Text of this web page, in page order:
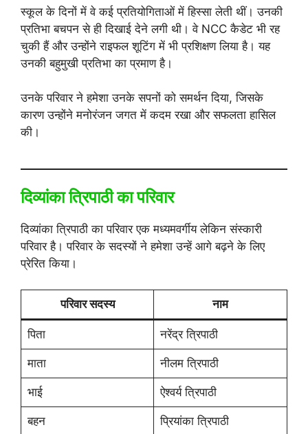
स्कूल के दिनों में वे कई प्रतियोगिताओं में हिस्सा लेती थीं। उनकी
प्रतिभा बचपन से ही दिखाई देने लगी थी। वे NCC कैडेट भी रह
चुकी हैं और उन्होंने राइफल शूटिंग में भी प्रशिक्षण लिया है। यह
उनकी बहुमुखी प्रतिभा का प्रमाण है।
उनके परिवार ने हमेशा उनके सपनों को समर्थन दिया, जिसके
कारण उन्होंने मनोरंजन जगत में कदम रखा और सफलता हासिल
की।
दिव्यांका त्रिपाठी का परिवार
दिव्यांका त्रिपाठी का परिवार एक मध्यमवर्गीय लेकिन संस्कारी
परिवार है। परिवार के सदस्यों ने हमेशा उन्हें आगे बढ़ने के लिए
प्रेरित किया।
परिवार सदस्य नाम
पिता नरेंद्र त्रिपाठी
माता नीलम त्रिपाठी
भाई ऐश्वर्य त्रिपाठी
बहन प्रियांका त्रिपाठी